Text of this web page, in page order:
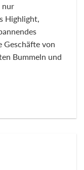
nur
Highlight,
Geschäfte von
Bummeln und